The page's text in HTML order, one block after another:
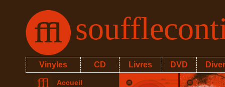
Vinyles CD Livres DVD
Accueil